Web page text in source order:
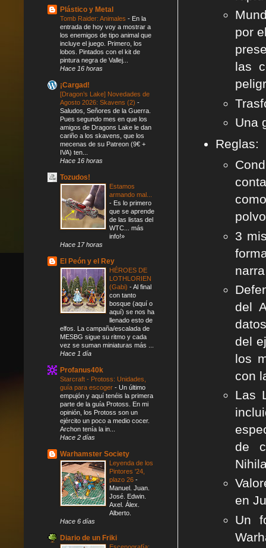
por
las
Una
Reglas:
3
del
del
los
con
Las
de
en
Un
Plástico y Metal
Tomb Raider: Animales - En la
entrada de hoy voy a mostrar a
los enemigos de tipo animal que
incluye el juego. Primero, los
lobos. Pintados con el kit de
pintura negra de Vallej...
Hace 16 horas
¡Cargad!
[Dragon’s Lake] Novedades de
Agosto 2026: Skavens (2) -
Saludos, Señores de la Guerra.
Pues segundo mes en que los
amigos de Dragons Lake le dan
cariño a los skavens, que los
mecenas de su Patreon (9€ +
IVA) ten...
Hace 16 horas
Tozudos!
Estamos
armando mal...
- Es lo primero
que se aprende
de las listas del
WTC... más
info!»
Hace 17 horas
El Peón y el Rey
HÉROES DE
LOTHLORIEN
(Gabi) -Al final
con tanto
bosque (aquí o
aquí) se nos ha
llenado esto de
elfos. La campaña/escalada de
MESBG sigue su ritmo y cada
vez se suman miniaturas más ...
Hace 1 día
Profanus40k
Starcraft - Protoss: Unidades,
guía para escoger - Un último
empujón y aquí tenéis la primera
parte de la guía Protoss. En mi
opinión, los Protoss son un
ejército un poco a medio cocer.
Archon tenía la in...
Hace 2 días
Warhamster Society
Leyenda de los
Pintores '24,
plazo 26 -
Manuel. Juan.
José. Edwin.
Axel. Álex.
Alberto.
Hace 6 días
Diario de un Friki